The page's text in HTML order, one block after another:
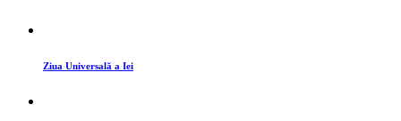
Ziua Universală a Iei